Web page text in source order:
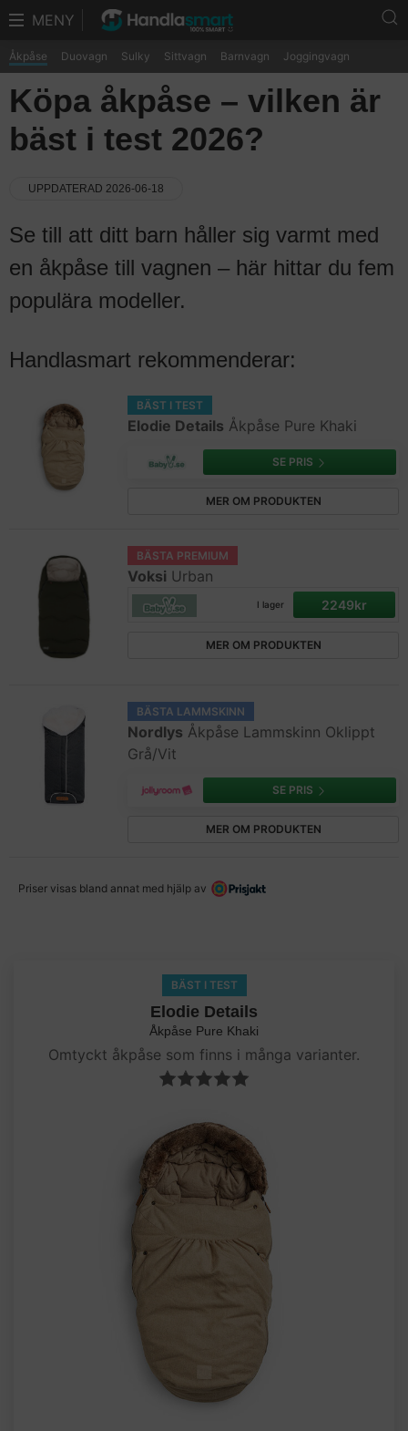
MENY
Åkpåse Duovagn Sulky Sittvagn Barnvagn Joggingvagn
Köpa åkpåse – vilken är
bäst i test 2026?
UPPDATERAD 2026-06-18
Se till att ditt barn håller sig varmt med
en åkpåse till vagnen – här hittar du fem
populära modeller.
Handlasmart rekommenderar:
BÄST I TEST
Elodie Details Åkpåse Pure Khaki
SE PRIS
MER OM PRODUKTEN
BÄSTA PREMIUM
Voksi Urban
I lager 2249kr
MER OM PRODUKTEN
BÄSTA LAMMSKINN
Nordlys Åkpåse Lammskinn Oklippt
Grå/Vit
SE PRIS
MER OM PRODUKTEN
Priser visas bland annat med hjälp av
BÄST I TEST
Elodie Details
Åkpåse Pure Khaki
Omtyckt åkpåse som finns i många varianter.